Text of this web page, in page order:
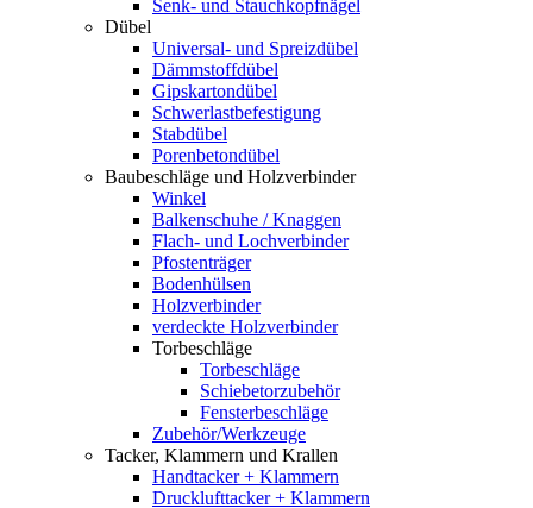
Senk- und Stauchkopfnägel
Dübel
Universal- und Spreizdübel
Dämmstoffdübel
Gipskartondübel
Schwerlastbefestigung
Stabdübel
Porenbetondübel
Baubeschläge und Holzverbinder
Winkel
Balkenschuhe / Knaggen
Flach- und Lochverbinder
Pfostenträger
Bodenhülsen
Holzverbinder
verdeckte Holzverbinder
Torbeschläge
Torbeschläge
Schiebetorzubehör
Fensterbeschläge
Zubehör/Werkzeuge
Tacker, Klammern und Krallen
Handtacker + Klammern
Drucklufttacker + Klammern